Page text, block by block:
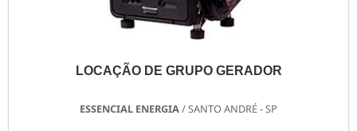
LOCAÇÃO DE GRUPO GERADOR
ESSENCIAL ENERGIA/ SANTO ANDRÉ - SP